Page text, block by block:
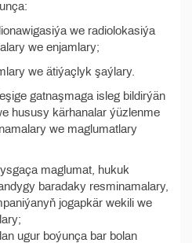
we radiolokasiýa
we enjamlary;
we ätiýaçlyk şaýlary.
gatnaşmaga isleg bildirýän
hususy kärhanalar ýüzlenme
we maglumatlary
maglumat, hukuk
baradaky resminamalary,
jogapkär wekili we
ugur boýunça bar bolan